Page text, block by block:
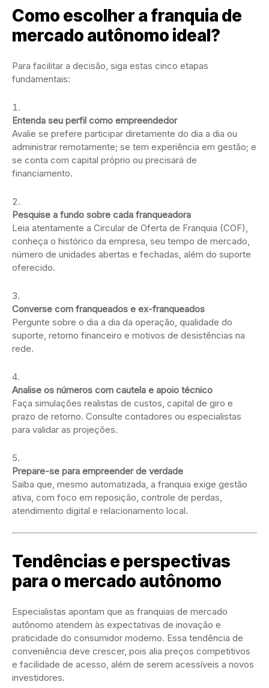
Como escolher a franquia de
mercado autônomo ideal?
Para facilitar a decisão, siga estas cinco etapas
fundamentais:
Entenda seu perfil como empreendedor
Avalie se prefere participar diretamente do dia a dia ou
administrar remotamente; se tem experiência em gestão; e
se conta com capital próprio ou precisará de
financiamento.
Pesquise a fundo sobre cada franqueadora
Leia atentamente a Circular de Oferta de Franquia (COF),
conheça o histórico da empresa, seu tempo de mercado,
número de unidades abertas e fechadas, além do suporte
oferecido.
Converse com franqueados e ex-franqueados
Pergunte sobre o dia a dia da operação, qualidade do
suporte, retorno financeiro e motivos de desistências na
rede.
Analise os números com cautela e apoio técnico
Faça simulações realistas de custos, capital de giro e
prazo de retorno. Consulte contadores ou especialistas
para validar as projeções.
Prepare-se para empreender de verdade
Saiba que, mesmo automatizada, a franquia exige gestão
ativa, com foco em reposição, controle de perdas,
atendimento digital e relacionamento local.
Tendências e perspectivas
para o mercado autônomo
Especialistas apontam que as franquias de mercado
autônomo atendem às expectativas de inovação e
praticidade do consumidor moderno. Essa tendência de
conveniência deve crescer, pois alia preços competitivos
e facilidade de acesso, além de serem acessíveis a novos
investidores.